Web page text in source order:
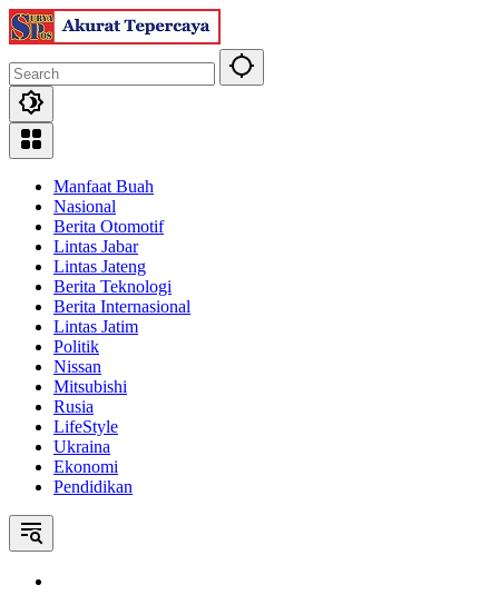
Skip
to
Manfaat Buah
Nasional
Berita Otomotif
Lintas Jabar
Lintas Jateng
Berita Teknologi
Berita Internasional
Lintas Jatim
Politik
Nissan
Mitsubishi
Rusia
LifeStyle
Ukraina
Ekonomi
Pendidikan